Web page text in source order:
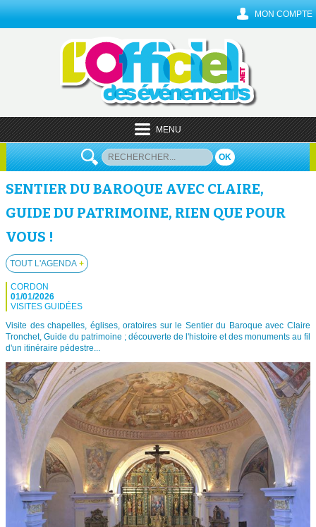
MON COMPTE
MENU
OK
SENTIER DU BAROQUE AVEC CLAIRE,
GUIDE DU PATRIMOINE, RIEN QUE POUR
VOUS !
TOUT L'AGENDA +
CORDON
01/01/2026
VISITES GUIDÉES
Visite des chapelles, églises, oratoires sur le Sentier du Baroque avec Claire
Tronchet, Guide du patrimoine ; découverte de l'histoire et des monuments au fil
d'un itinéraire pédestre...